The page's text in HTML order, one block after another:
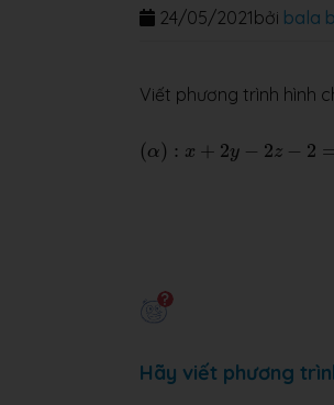
bởi bala
24/05/2021
Viết phương trình hình
(α) : x + 2y − 2z − 2
( α ) x +2 −2z 2=0.
Hãy viết phương